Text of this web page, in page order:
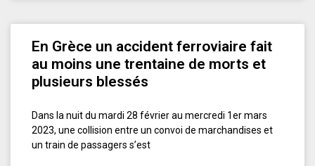
En Grèce un accident ferroviaire fait
au moins une trentaine de morts et
plusieurs blessés
Dans la nuit du mardi 28 février au mercredi 1er mars
2023, une collision entre un convoi de marchandises et
un train de passagers s’est